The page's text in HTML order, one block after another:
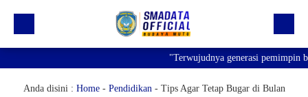
Profil
"Terwujudnya generasi pemimpin
Anda disini : Home- Pendidikan- Tips Agar Tetap Bugar di Bulan